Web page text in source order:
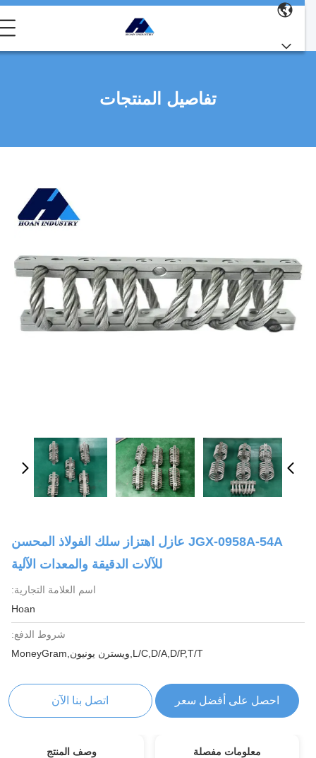
تفاصيل المنتجات
JGX-0958A-54A عازل اهتزاز سلك الفولاذ المحسن
للآلات الدقيقة والمعدات الآلية
اسم العلامة التجارية:
Hoan
شروط الدفع:
L/C,D/A,D/P,T/T,ويسترن يونيون,MoneyGram
احصل على أفضل سعر اتصل بنا الآن
معلومات مفصلة وصف المنتج